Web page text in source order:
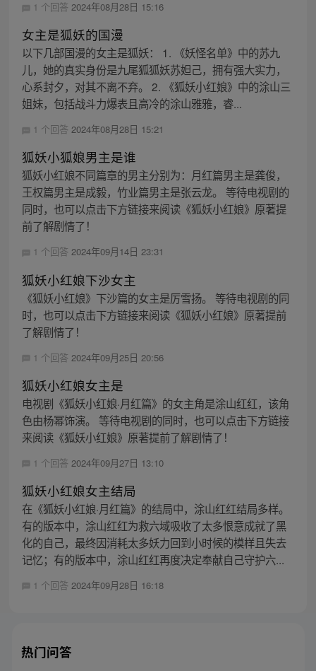
1 个回答 2024年08月28日 15:16
女主是狐妖的国漫
以下几部国漫的女主是狐妖： 1. 《妖怪名单》中的苏九
儿，她的真实身份是九尾狐狐妖苏妲己，拥有强大实力，
心系封夕，对其不离不弃。 2. 《狐妖小红娘》中的涂山三
姐妹，包括战斗力爆表且高冷的涂山雅雅，睿...
1 个回答 2024年08月28日 15:21
狐妖小狐娘男主是谁
狐妖小红娘不同篇章的男主分别为：月红篇男主是龚俊，
王权篇男主是成毅，竹业篇男主是张云龙。 等待电视剧的
同时，也可以点击下方链接来阅读《狐妖小红娘》原著提
前了解剧情了！
1 个回答 2024年09月14日 23:31
狐妖小红娘下沙女主
《狐妖小红娘》下沙篇的女主是厉雪扬。 等待电视剧的同
时，也可以点击下方链接来阅读《狐妖小红娘》原著提前
了解剧情了！
1 个回答 2024年09月25日 20:56
狐妖小红娘女主是
电视剧《狐妖小红娘·月红篇》的女主角是涂山红红，该角
色由杨幂饰演。 等待电视剧的同时，也可以点击下方链接
来阅读《狐妖小红娘》原著提前了解剧情了！
1 个回答 2024年09月27日 13:10
狐妖小红娘女主结局
在《狐妖小红娘·月红篇》的结局中，涂山红红结局多样。
有的版本中，涂山红红为救六域吸收了太多恨意成就了黑
化的自己，最终因消耗太多妖力回到小时候的模样且失去
记忆；有的版本中，涂山红红再度决定奉献自己守护六...
1 个回答 2024年09月28日 16:18
热门问答